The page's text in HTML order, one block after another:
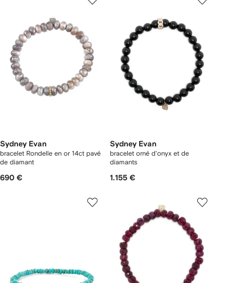
Sydney Evan
bracelet Rondelle en or 14ct pavé
de diamant
690 €
Sydney Evan
bracelet orné d'onyx et de
diamants
1.155 €